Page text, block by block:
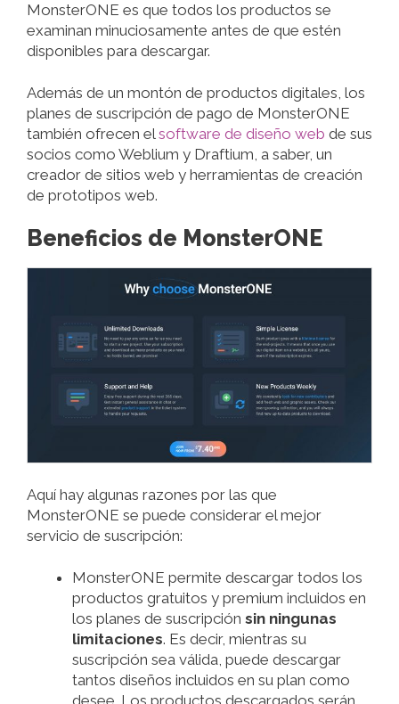
MonsterONE es que todos los productos se
examinan minuciosamente antes de que estén
disponibles para descargar.
Además de un montón de productos digitales, los
planes de suscripción de pago de MonsterONE
también ofrecen el software de diseño web de sus
socios como Weblium y Draftium, a saber, un
creador de sitios web y herramientas de creación
de prototipos web.
Beneficios de MonsterONE
Aquí hay algunas razones por las que
MonsterONE se puede considerar el mejor
servicio de suscripción:
MonsterONE permite descargar todos los
productos gratuitos y premium incluidos en
los planes de suscripción sin ningunas
limitaciones. Es decir, mientras su
suscripción sea válida, puede descargar
tantos diseños incluidos en su plan como